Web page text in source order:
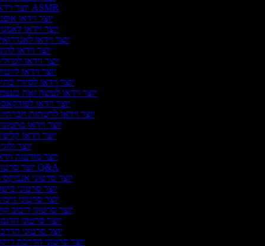
יוצר וידאו ASMR
יוצר וידאו
יוצר וידאו
יוצר וידאו
יוצר וידאו
יוצר וידאו
יוצר וידאו
יוצר וידאו לסיורי
יוצר וידאו לעשה זאת
יוצר וידאו
יוצר וידאו לרשתות
יוצר וידאו
יוצר וידאו
יוצר
יוצר מודעות
יוצר סרטוני Q&A
יוצר סרטוני
יוצר סרטוני
יוצר סרטוני
יוצר סרטוני דיבוב
יוצר סרטוני
יוצר סרטוני
יוצר סרטוני הדרכת